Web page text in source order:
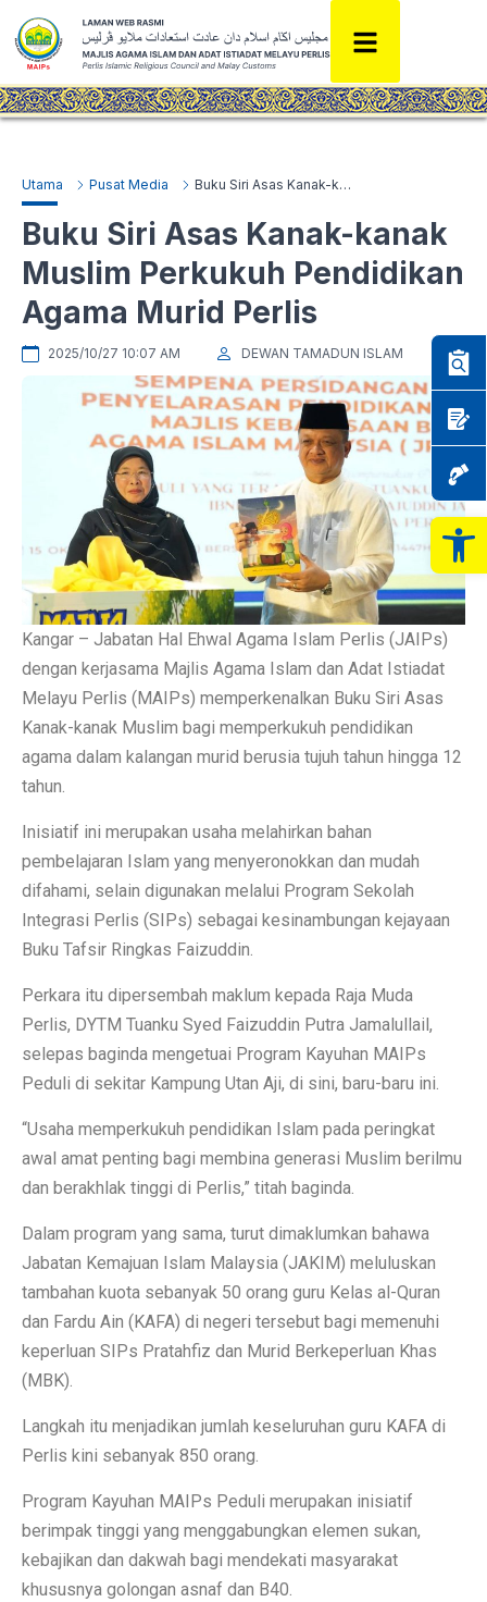
Utama Pusat Media Buku Siri Asas Kanak-kanak Muslim Perkukuh Pendidikan Agama Murid Perlis
Buku Siri Asas Kanak-kanak
Muslim Perkukuh Pendidikan
Agama Murid Perlis
2025/10/27 10:07 AM DEWAN TAMADUN ISLAM
Kangar – Jabatan Hal Ehwal Agama Islam Perlis (JAIPs)
dengan kerjasama Majlis Agama Islam dan Adat Istiadat
Melayu Perlis (MAIPs) memperkenalkan Buku Siri Asas
Kanak-kanak Muslim bagi memperkukuh pendidikan
agama dalam kalangan murid berusia tujuh tahun hingga 12
tahun.
Inisiatif ini merupakan usaha melahirkan bahan
pembelajaran Islam yang menyeronokkan dan mudah
difahami, selain digunakan melalui Program Sekolah
Integrasi Perlis (SIPs) sebagai kesinambungan kejayaan
Buku Tafsir Ringkas Faizuddin.
Perkara itu dipersembah maklum kepada Raja Muda
Perlis, DYTM Tuanku Syed Faizuddin Putra Jamalullail,
selepas baginda mengetuai Program Kayuhan MAIPs
Peduli di sekitar Kampung Utan Aji, di sini, baru-baru ini.
“Usaha memperkukuh pendidikan Islam pada peringkat
awal amat penting bagi membina generasi Muslim berilmu
dan berakhlak tinggi di Perlis,” titah baginda.
Dalam program yang sama, turut dimaklumkan bahawa
Jabatan Kemajuan Islam Malaysia (JAKIM) meluluskan
tambahan kuota sebanyak 50 orang guru Kelas al-Quran
dan Fardu Ain (KAFA) di negeri tersebut bagi memenuhi
keperluan SIPs Pratahfiz dan Murid Berkeperluan Khas
(MBK).
Langkah itu menjadikan jumlah keseluruhan guru KAFA di
Perlis kini sebanyak 850 orang.
Program Kayuhan MAIPs Peduli merupakan inisiatif
berimpak tinggi yang menggabungkan elemen sukan,
kebajikan dan dakwah bagi mendekati masyarakat
khususnya golongan asnaf dan B40.